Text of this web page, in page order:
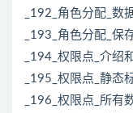
_192_角色分配_数
_193_角色分配_保
_194_权限点_介绍
_195_权限点_静态
_196_权限点_所有